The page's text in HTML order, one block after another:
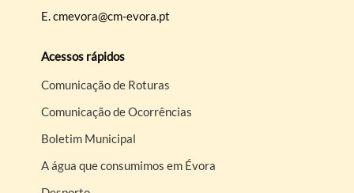
E.cmevora@cm-evora.pt
Acessos rápidos
Comunicação de Roturas
Comunicação de Ocorrências
Boletim Municipal
A água que consumimos em Évora